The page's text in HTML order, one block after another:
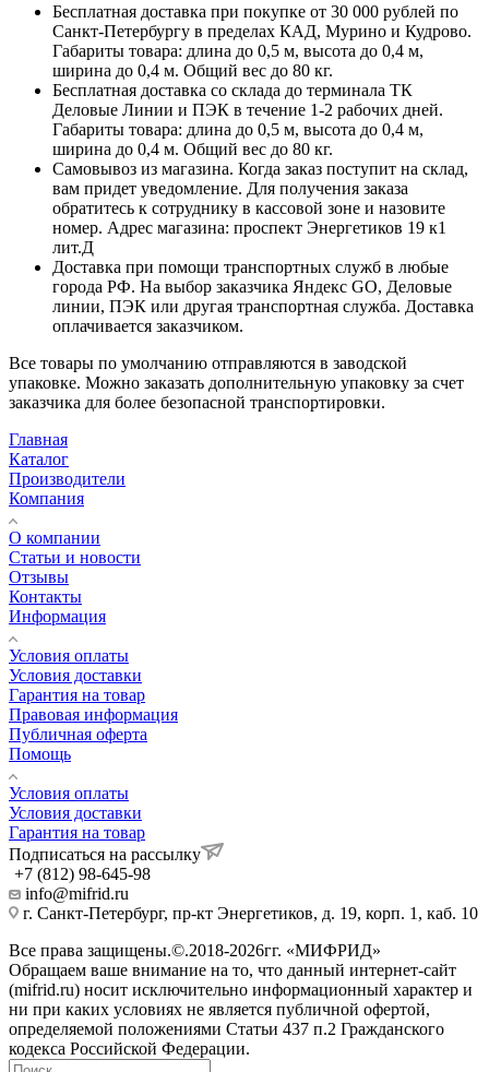
Бесплатная доставка при покупке от 30 000 рублей по
Санкт-Петербургу в пределах КАД, Мурино и Кудрово.
Габариты товара: длина до 0,5 м, высота до 0,4 м,
ширина до 0,4 м. Общий вес до 80 кг.
Бесплатная доставка со склада до терминала ТК
Деловые Линии и ПЭК в течение 1-2 рабочих дней.
Габариты товара: длина до 0,5 м, высота до 0,4 м,
ширина до 0,4 м. Общий вес до 80 кг.
Самовывоз из магазина. Когда заказ поступит на склад,
вам придет уведомление. Для получения заказа
обратитесь к сотруднику в кассовой зоне и назовите
номер. Адрес магазина: проспект Энергетиков 19 к1
лит.Д
Доставка при помощи транспортных служб в любые
города РФ. На выбор заказчика Яндекс GO, Деловые
линии, ПЭК или другая транспортная служба. Доставка
оплачивается заказчиком.
Все товары по умолчанию отправляются в заводской
упаковке. Можно заказать дополнительную упаковку за счет
заказчика для более безопасной транспортировки.
Главная
Каталог
Производители
Компания
О компании
Статьи и новости
Отзывы
Контакты
Информация
Условия оплаты
Условия доставки
Гарантия на товар
Правовая информация
Публичная оферта
Помощь
Условия оплаты
Условия доставки
Гарантия на товар
Подписаться на рассылку
+7 (812) 98-645-98
info@mifrid.ru
г. Санкт-Петербург, пр-кт Энергетиков, д. 19, корп. 1, каб. 10
Все права защищены.©.2018-2026гг. «МИФРИД»
Обращаем ваше внимание на то, что данный интернет-сайт
(mifrid.ru) носит исключительно информационный характер и
ни при каких условиях не является публичной офертой,
определяемой положениями Статьи 437 п.2 Гражданского
кодекса Российской Федерации.